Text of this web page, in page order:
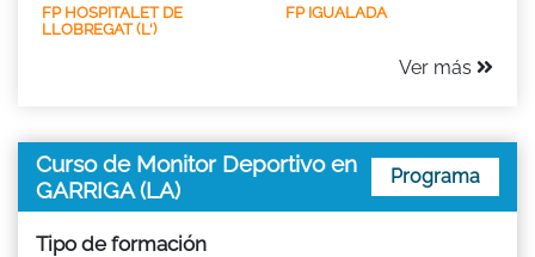
FP HOSPITALET DE
LLOBREGAT (L')
FP IGUALADA
Ver más
Curso de Monitor Deportivo en
GARRIGA (LA)
Programa
Tipo de formación